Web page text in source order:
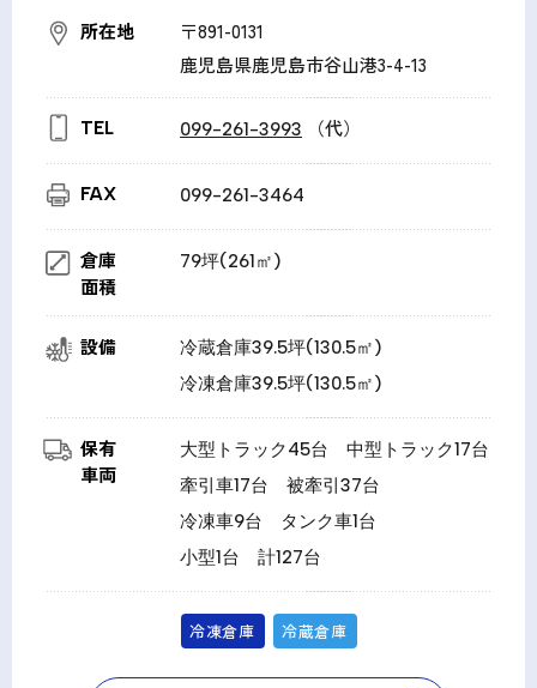
所在地
〒891-0131
鹿児島県鹿児島市谷山港3-4-13
TEL 099-261-3993 （代）
FAX 099-261-3464
倉庫
面積
79坪(261㎡)
設備
冷蔵倉庫39.5坪(130.5㎡)
冷凍倉庫39.5坪(130.5㎡)
保有
車両
大型トラック45台 中型トラック17台
牽引車17台 被牽引37台
冷凍車9台 タンク車1台
小型1台 計127台
冷凍倉庫 冷蔵倉庫